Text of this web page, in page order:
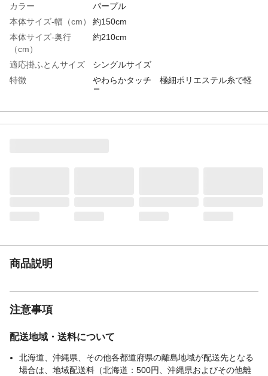
カラー
パープル
本体サイズ-幅（cm）
約150cm
本体サイズ-奥行
（cm）
約210cm
適応掛ふとんサイズ
シングルサイズ
特徴
やわらかタッチ 極細ポリエステル糸で軽
量
タンブル乾燥
不可
販売元
商品説明
注意事項
配送地域・送料について
北海道、沖縄県、その他各都道府県の離島地域が配送先となる
場合は、地域配送料（北海道：500円、沖縄県およびその他離